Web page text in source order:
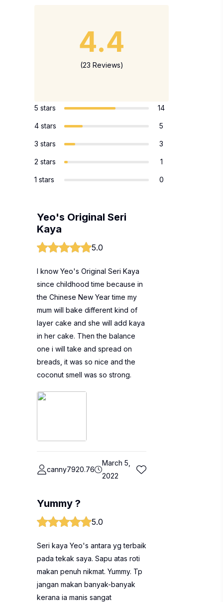
4.4
(23 Reviews)
5 stars 14
4 stars 5
3 stars 3
2 stars 1
1 stars 0
Yeo's Original Seri
Kaya
5.0
I know Yeo's Original Seri Kaya
since childhood time because in
the Chinese New Year time my
mum will bake different kind of
layer cake and she will add kaya
in her cake. Then the balance
one i will take and spread on
breads, it was so nice and the
coconut smell was so strong.
canny7920.76
March 5,
2022
Yummy ?
5.0
Seri kaya Yeo's antara yg terbaik
pada tekak saya. Sapu atas roti
makan penuh nikmat. Yummy. Tp
jangan makan banyak-banyak
kerana ia manis sangat